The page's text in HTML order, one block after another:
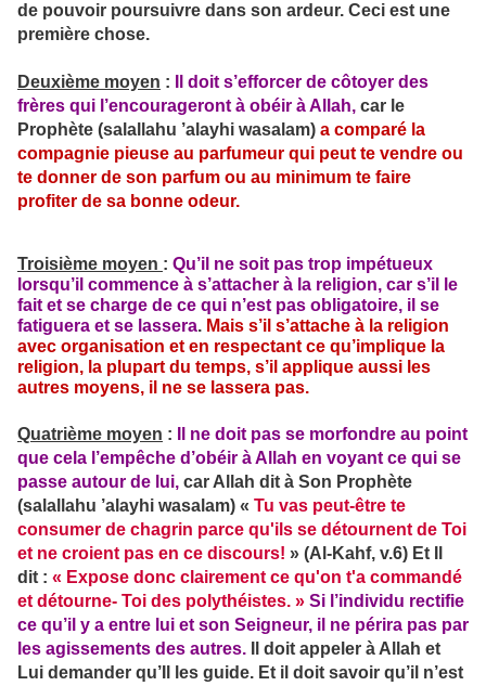
de pouvoir poursuivre dans son ardeur. Ceci est une
première chose.
Deuxième moyen :
Il doit s’efforcer de côtoyer des
frères qui l’encourageront à obéir à Allah, car le
Prophète (salallahu ’alayhi wasalam) a comparé la
compagnie pieuse au parfumeur qui peut te vendre ou
te donner de son parfum ou au minimum te faire
profiter de sa bonne odeur.
Troisième moyen : Qu’il ne soit pas trop impétueux
lorsqu’il commence à s’attacher à la religion, car s’il le
fait et se charge de ce qui n’est pas obligatoire, il se
fatiguera et se lassera. Mais s’il s’attache à la religion
avec organisation et en respectant ce qu’implique la
religion, la plupart du temps, s’il applique aussi les
autres moyens, il ne se lassera pas.
Quatrième moyen :
Il ne doit pas se morfondre au point
que cela l’empêche d’obéir à Allah en voyant ce qui se
passe autour de lui, car Allah dit à Son Prophète
(salallahu ’alayhi wasalam) « Tu vas peut-être te
consumer de chagrin parce qu'ils se détournent de Toi
et ne croient pas en ce discours! » (Al-Kahf, v.6) Et Il
dit : « Expose donc clairement ce qu'on t'a commandé
et détourne- Toi des polythéistes. » Si l’individu rectifie
ce qu’il y a entre lui et son Seigneur, il ne périra pas par
les agissements des autres.
doit appeler à Allah et
Lui demander qu’Il les guide. Et il doit savoir qu’il n’est